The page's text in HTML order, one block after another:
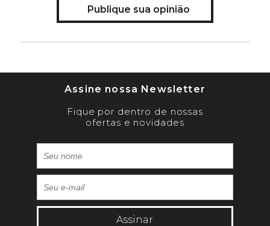
Publique sua opinião
Assine nossa Newsletter
Fique por dentro de nossas
ofertas e novidades
Assinar